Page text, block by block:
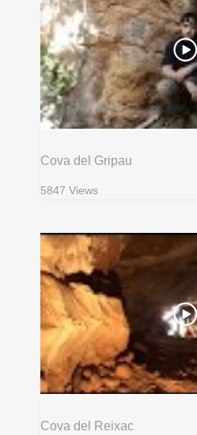
Cova del Gripau
5847 Views
Cova del Reixac